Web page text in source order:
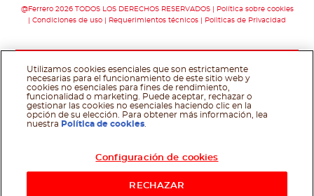
@Ferrero 2026 TODOS LOS DERECHOS RESERVADOS
Política sobre cookies
Condiciones de uso
Requerimientos técnicos Polìticas de Privacidad
Utilizamos cookies esenciales que son estrictamente
necesarias para el funcionamiento de este sitio web y
cookies no esenciales para fines de rendimiento,
funcionalidad o marketing. Puede aceptar, rechazar o
gestionar las cookies no esenciales haciendo clic en la
opción de su elección. Para obtener más información, lea
nuestra Política de cookies
Configuración de cookies
RECHAZAR